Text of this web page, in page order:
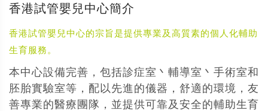
香港試管嬰兒中心簡介
香港試管嬰兒中心的宗旨是提供專業及高質素的個人化輔助
生育服務。
本中心設備完善，包括診症室丶輔導室丶手術室和
胚胎實驗室等，配以先進的儀器，舒適的環境，友
善專業的醫療團隊，並提供可靠及安全的輔助生育